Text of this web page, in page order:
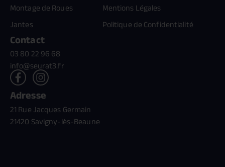
Montage de Roues
Jantes
Mentions Légales
Politique de Confidentialité
Contact
03 80 22 96 68
info@seurat3.fr
Adresse
21 Rue Jacques Germain
21420 Savigny-lès-Beaune